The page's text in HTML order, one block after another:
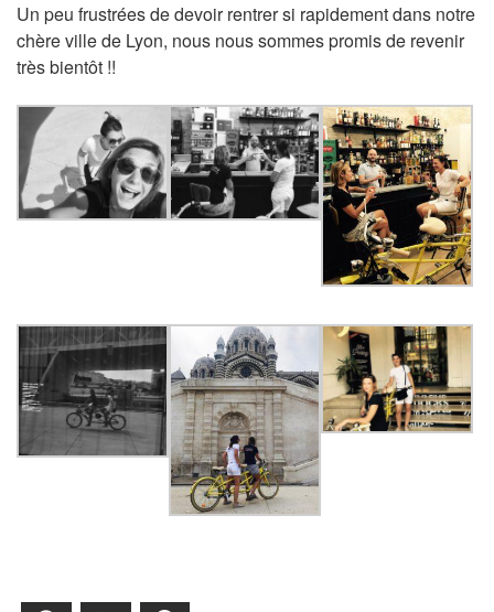
Un peu frustrées de devoir rentrer si rapidement dans notre
chère ville de Lyon, nous nous sommes promis de revenir
très bientôt !!